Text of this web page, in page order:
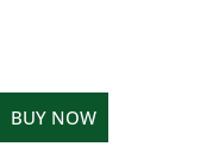
BUY NOW